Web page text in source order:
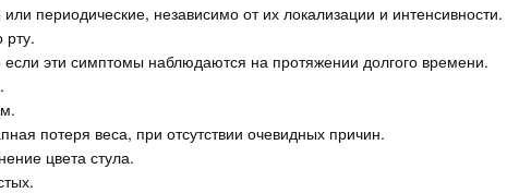
периодические, независимо от их локализации и интенсивности.
рту.
эти симптомы наблюдаются на протяжении долгого времени.
потеря веса, при отсутствии очевидных причин.
цвета стула.